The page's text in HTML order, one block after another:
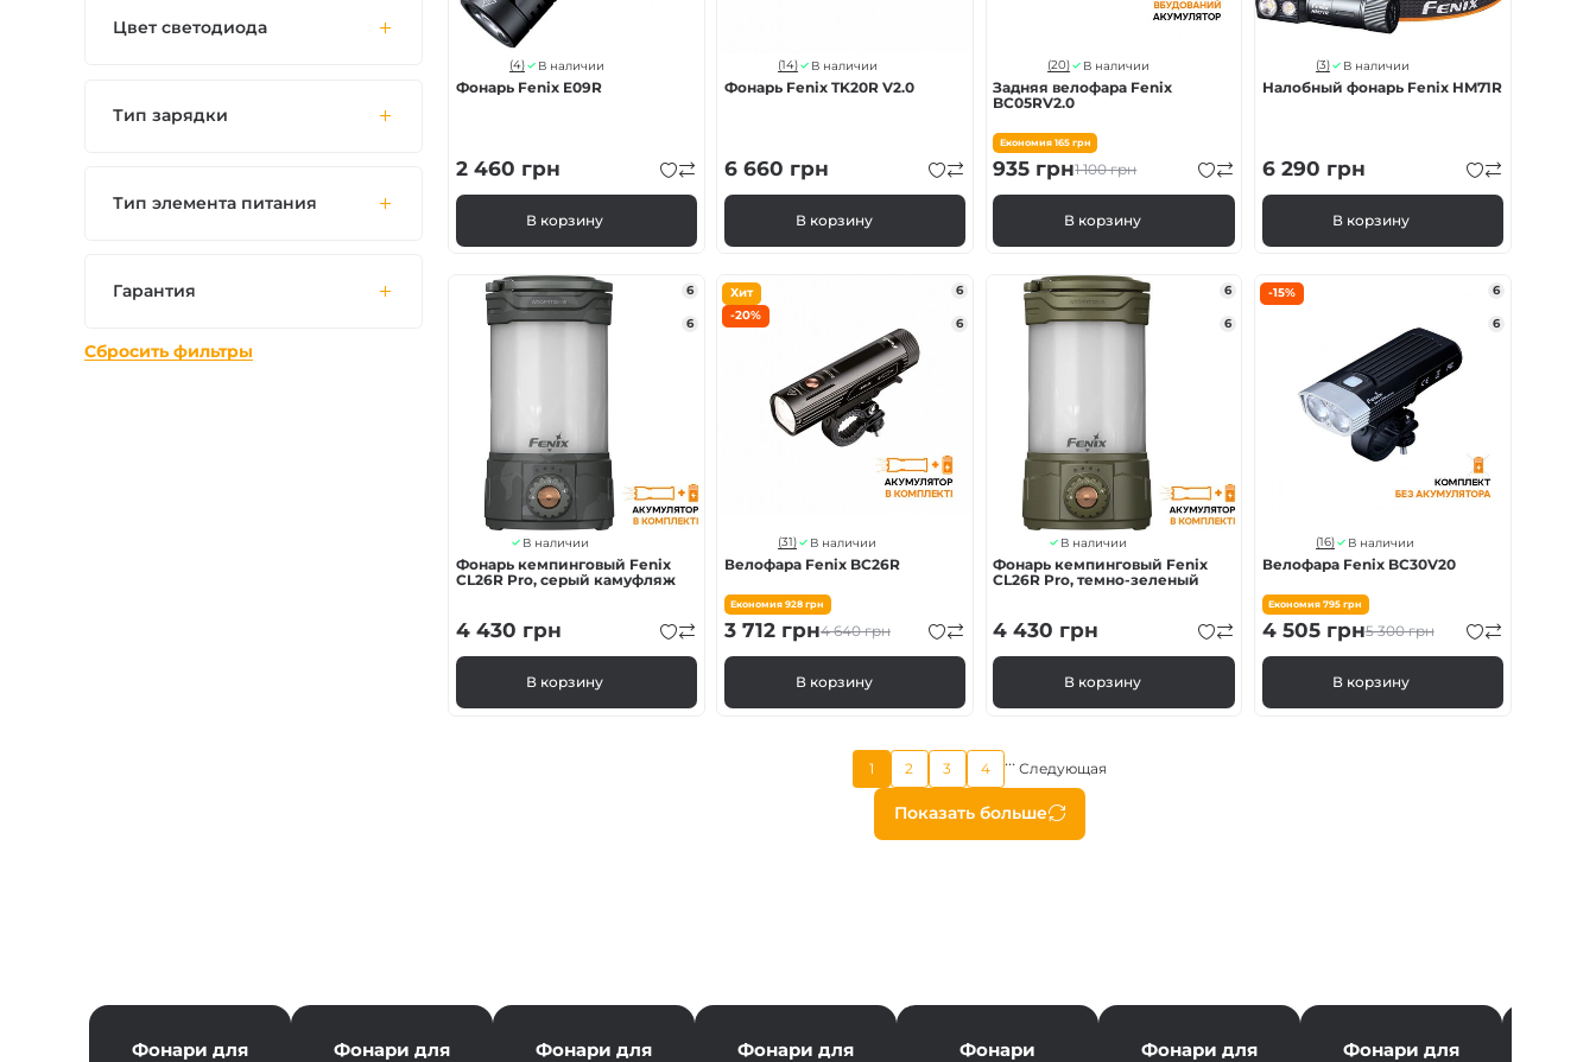
(4) В наличии
Фонарь Fenix E09R
2 460 грн
В корзину
(14) В наличии
Фонарь Fenix TK20R V2.0
6 660 грн
В корзину
(20) В наличии
Задняя велофара Fenix
BC05RV2.0
Економия 165грн
1 100грн
935 грн
В корзину
(3) В наличии
Налобный фонарь Fenix HM71R
6 290 грн
В корзину
6
6
В наличии
Фонарь кемпинговый Fenix ​​
CL26R Pro, серый камуфляж
4 430 грн
В корзину
Хит
-20%
6
6
(31) В наличии
Велофара Fenix BC26R
Економия928 грн
4 640грн
3 712грн
В корзину
6
6
В наличии
Фонарь кемпинговый Fenix ​​
CL26R Pro, темно-зеленый
4 430 грн
В корзину
-15% 6
6
(16) В наличии
Велофара Fenix BC30V20
Економия795 грн
5 300грн
4 505грн
В корзину
Нумерация
страниц
Показать больше
Текущая
страница
1
Страница
2
Страница
3
Страница
4 …
Следующая
страница
Следующая
Цвет светодиода
Тип зарядки
Тип элемента питания
Гарантия
Сбросить фильтры
Фонари для
Фонари для
Фонари для
Фонари для
Фонари
Фонари для
Фонари для